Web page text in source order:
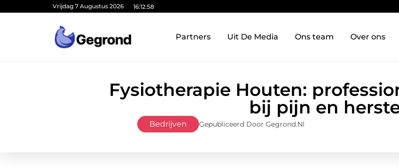
Vrijdag 7 Augustus 2026 16:12:59
Partners Uit De Media Ons team Over ons
Fysiotherapie Houten:
bij pijn en
Bedrijven Gepubliceerd Door Gegrond.nl